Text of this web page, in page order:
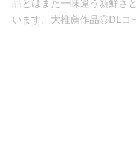
品とはまた一味違う新鮮さ
います。大推薦作品◎DLコ